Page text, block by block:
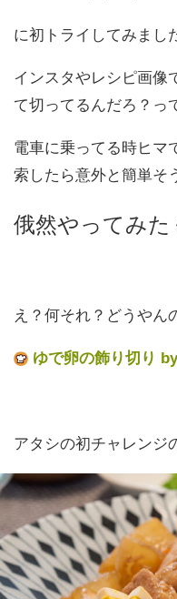
に初トライしてみまし
インスタやレシピ画像
て切ってるんだろ？っ
電車に乗ってる時ヒマ
索したら意外と簡単そ
俄然やってみた
え？何それ？どうやん
ゆで卵の飾り切り
アタシの初チャレンジ